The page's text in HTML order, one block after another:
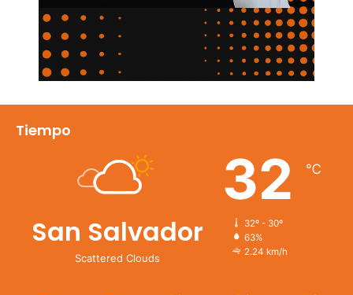
Tiempo
San Salvador
Scattered Clouds
32 ℃
32º - 30º
63%
2.24 km/h